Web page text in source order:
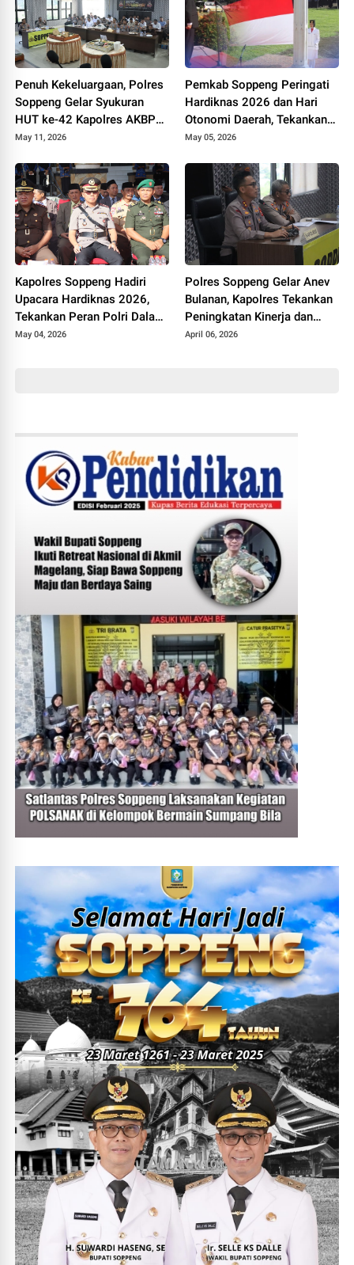
Penuh Kekeluargaan, Polres
Soppeng Gelar Syukuran
HUT ke-42 Kapolres AKBP
Aditya Pradana
May 11, 2026
Pemkab Soppeng Peringati
Hardiknas 2026 dan Hari
Otonomi Daerah, Tekankan
Kolaborasi dan Peningkatan
May 05, 2026
Kapolres Soppeng Hadiri
Upacara Hardiknas 2026,
Tekankan Peran Polri Dalam
Dukungan Pendidikan
May 04, 2026
Polres Soppeng Gelar Anev
Bulanan, Kapolres Tekankan
Peningkatan Kinerja dan
Pelayanan
April 06, 2026